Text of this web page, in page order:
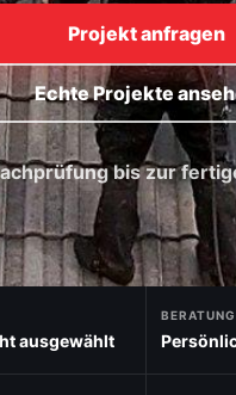
Projekt anfragen
Echte Projekte
bis zur
ausgewählt
BERATUNG